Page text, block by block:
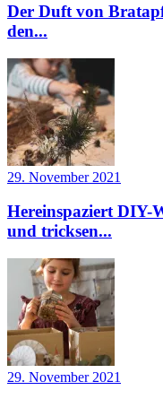
Der Duft von
den...
29. November 2021
Hereinspaziert DIY-
und tricksen...
29. November 2021